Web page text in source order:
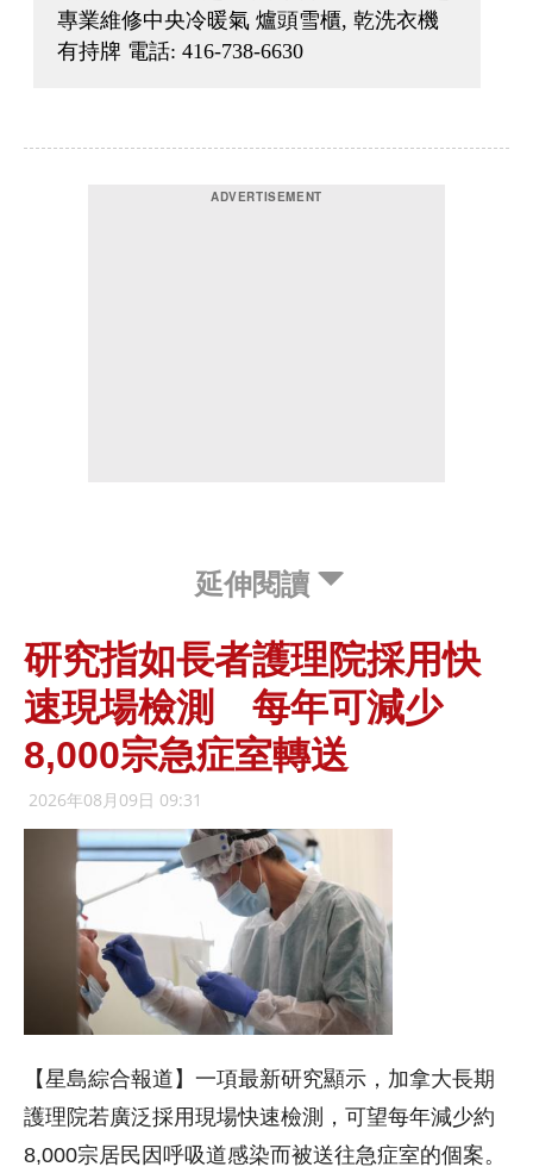
延伸閱讀
研究指如長者護理院採用快
速現場檢測 每年可減少
8,000宗急症室轉送
2026年08月09日 09:31
【星島綜合報道】一項最新研究顯示，加拿大長期
護理院若廣泛採用現場快速檢測，可望每年減少約
8,000宗居民因呼吸道感染而被送往急症室的個案。